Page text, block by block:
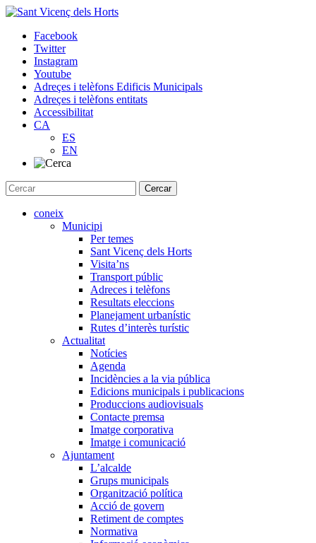
Skip
contentFacebook
Twitter
Instagram
Youtube
Adreçes i telèfons Edificis Municipals
Adreçes i telèfons entitats
Accessibilitat
CA
ES
EN
coneix
Municipi
Per temes
Sant Vicenç dels Horts
Visita’ns
Transport públic
Adreces i telèfons
Resultats eleccions
Planejament urbanístic
Rutes d’interès turístic
Actualitat
Notícies
Agenda
Incidències a la via pública
Edicions municipals i publicacions
Produccions audiovisuals
Contacte premsa
Imatge corporativa
Imatge i comunicació
Ajuntament
L’alcalde
Grups municipals
Organització política
Acció de govern
Retiment de comptes
Normativa